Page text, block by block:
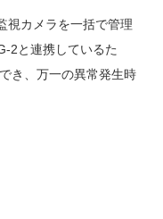
視カメラを一括で管理
2と連携しているた
き、万一の異常発生時